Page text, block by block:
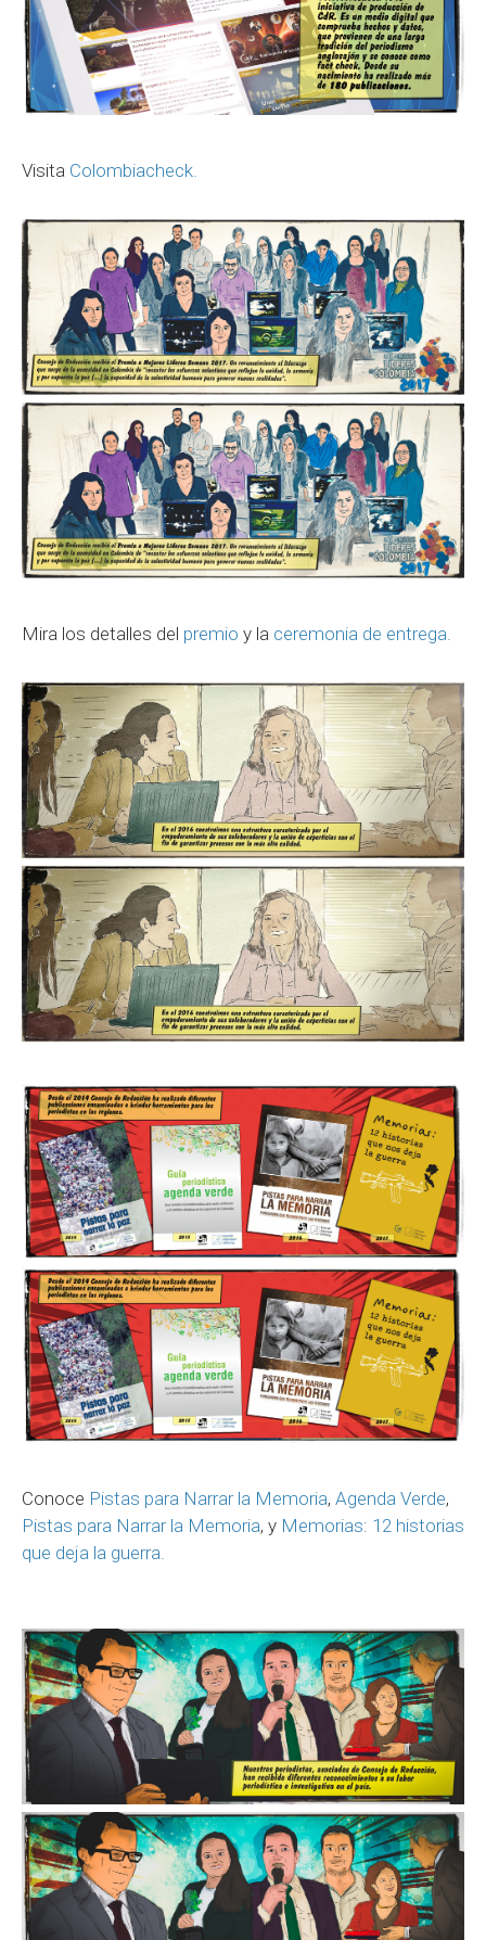
Visita Colombiacheck.
Mira los detalles del premio y la ceremonia de entrega.
Conoce Pistas para Narrar la Memoria, Agenda Verde,
Pistas para Narrar la Memoria, y Memorias: 12 historias
que deja la guerra.